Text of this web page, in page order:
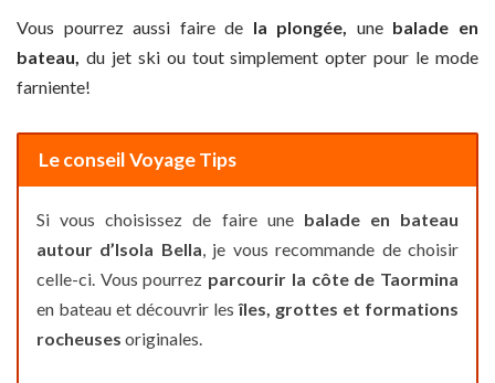
Vous pourrez aussi faire de la plongée, unebalade en
bateau, du jet ski ou tout simplement opter pour le mode
farniente!
Le conseil Voyage Tips
Si vous choisissez de faire une balade en bateau
autour d’Isola Bella, je vous recommande de choisir
celle-ci. Vous pourrez parcourir la côte de Taormina
en bateau et découvrir lesîles, grottes et formations
rocheuses originales.